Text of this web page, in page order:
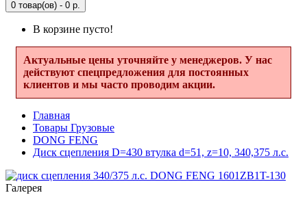
0 товар(ов) - 0 р.
В корзине пусто!
Актуальные цены уточняйте у менеджеров. У нас
действуют спецпредложения для постоянных
клиентов и мы часто проводим акции.
Главная
Товары Грузовые
DONG FENG
Диск сцепления D=430 втулка d=51, z=10, 340,375 л.с.
Галерея